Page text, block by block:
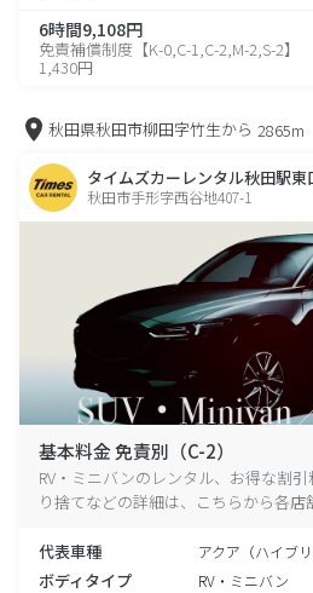
6時間9,108円
免責補償制度【K-0,C-1,C-2,M-2,S-2】
1,430円
秋田県秋田市柳田字竹生から 2865m
タイムズカーレンタル秋田駅東
秋田市手形字西谷地407-1
基本料金 免責別（C-2）
RV・ミニバンのレンタル、お得な割
り捨てなどの詳細は、こちらから各店
代表車種 アクア（ハイブ
ボディタイプ RV・ミニバン